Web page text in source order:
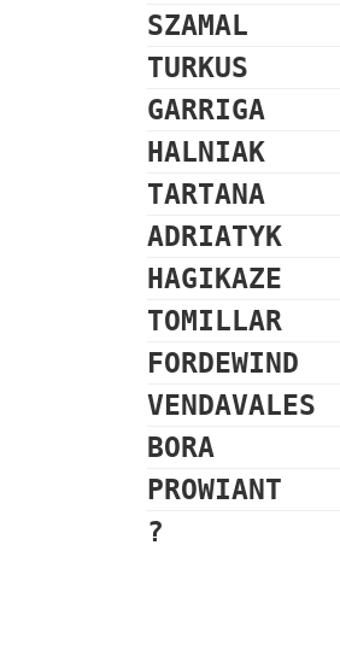
SZAMAL
TURKUS
GARRIGA
HALNIAK
TARTANA
ADRIATYK
HAGIKAZE
TOMILLAR
FORDEWIND
VENDAVALES
BORA
PROWIANT
?